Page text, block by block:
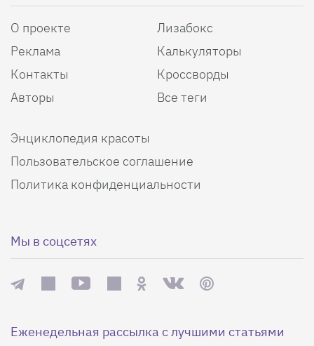
О проекте
Реклама
Контакты
Авторы
Лизабокс
Калькуляторы
Кроссворды
Все теги
Энциклопедия красоты
Пользовательское соглашение
Политика конфиденциальности
Мы в соцсетях
Еженедельная рассылка с лучшими статьями